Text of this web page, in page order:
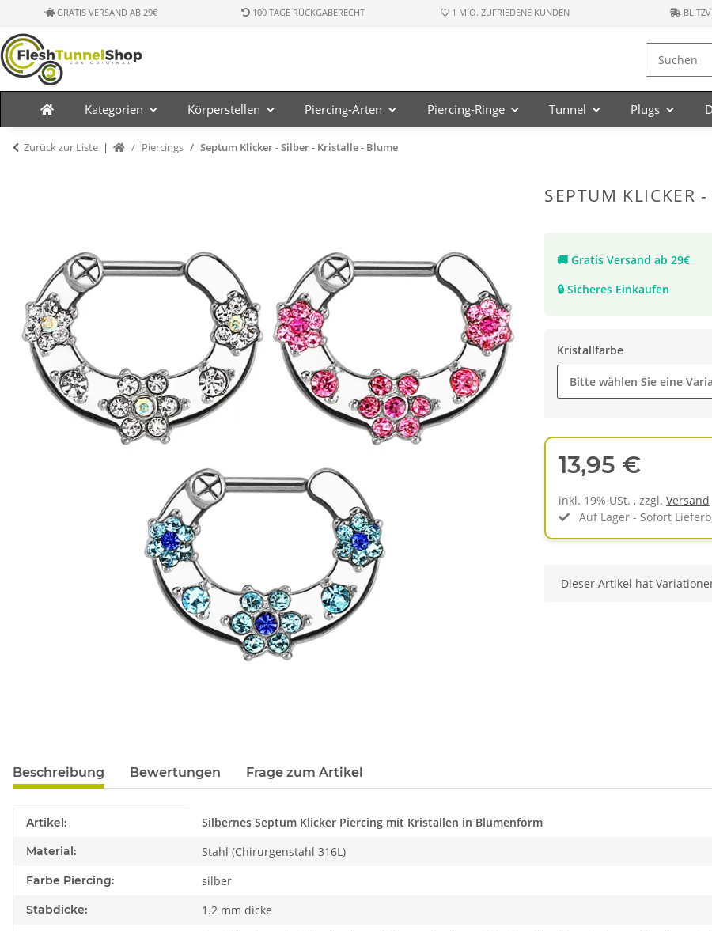
GRATIS VERSAND AB 29€ 100 TAGE RÜCKGABERECHT 1 MIO. ZUFRIEDENE KUNDEN
Kategorien Körperstellen Piercing-Arten Piercing-Ringe Tunnel Plugs
Zurück zur Liste Piercings Septum Klicker - Silber - Kristalle - Blume
SEPTUM KLICKER
🚚 Gratis Versand ab 29€
🔒 Sicheres Einkaufen
Kristallfarbe
Bitte wählen Sie eine
13,95 €
inkl. 19% USt. , zzgl. Versand
Auf Lager - Sofort
x
Dieser Artikel hat
Beschreibung Bewertungen Frage zum Artikel
Produkteigenschaft
Wert
Artikel: Silbernes Septum Klicker Piercing mit Kristallen in Blumenform
Material: Stahl (Chirurgenstahl 316L)
Farbe Piercing: silber
Stabdicke: 1.2 mm dicke